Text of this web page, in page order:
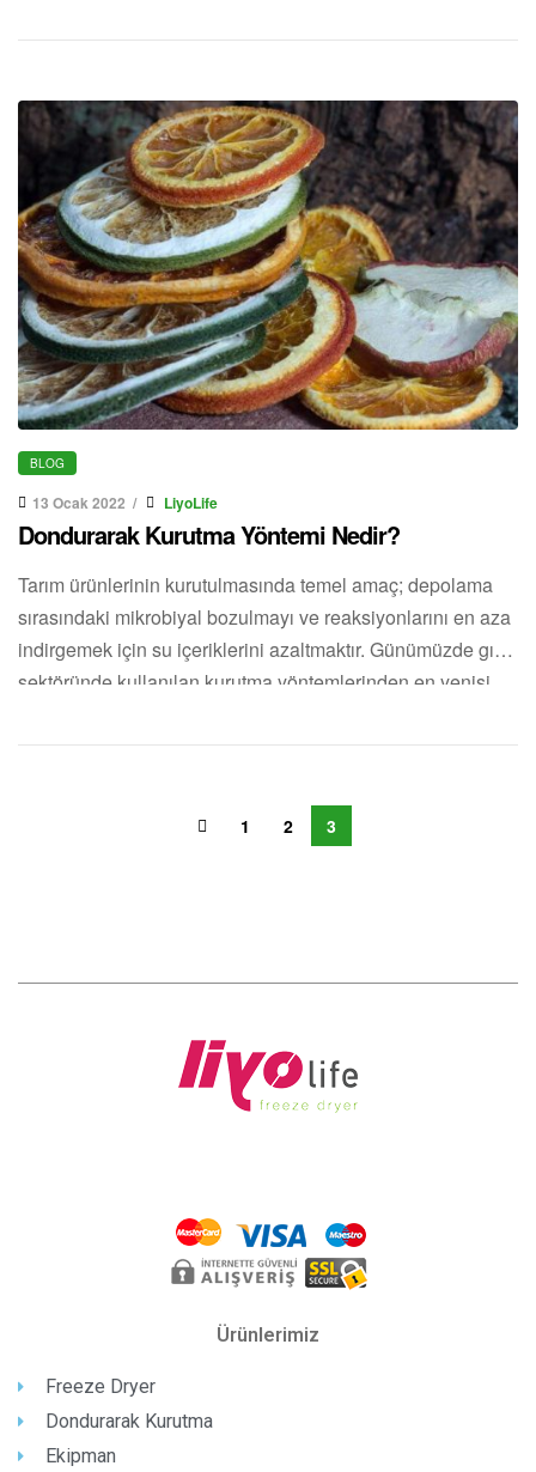
saklamak için her zaman geliştirilen ve denenen yöntemler
değil aynı […]
BLOG
13 Ocak 2022 LiyoLife
Dondurarak Kurutma Yöntemi Nedir?
Tarım ürünlerinin kurutulmasında temel amaç; depolama
sırasındaki mikrobiyal bozulmayı ve reaksiyonlarını en aza
indirgemek için su içeriklerini azaltmaktır. Günümüzde gıda
sektöründe kullanılan kurutma yöntemlerinden en yenisi,
Kurutma (Freeze-Drying), yani liyofilizasyon yöntemidir.
kurutulmuş dondurma yapmak için kullanıldığında oldukça
1 2 3
Ürünlerimiz
Freeze Dryer
Dondurarak Kurutma
Ekipman